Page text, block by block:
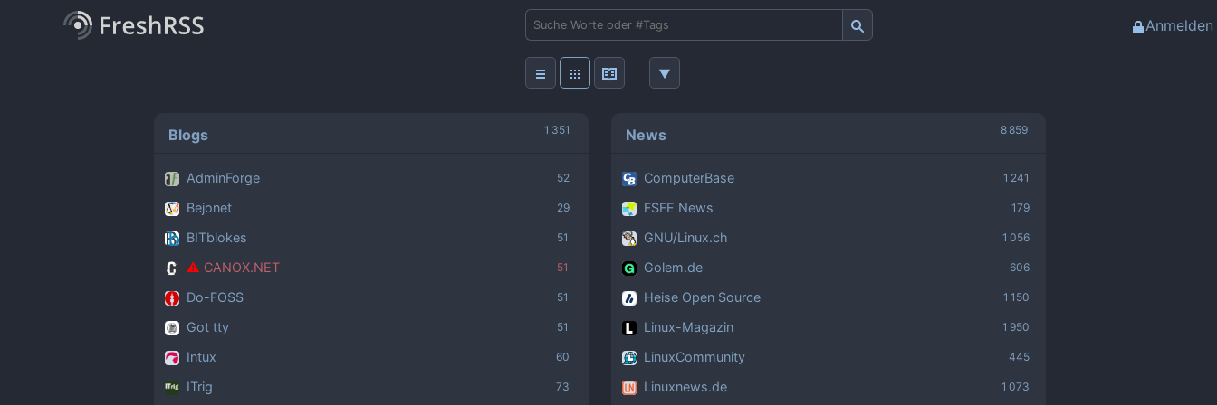
Anmelden
Blogs
AdminForge
Bejonet
BITblokes
CANOX.NET
Do-FOSS
Got tty
Intux
ITrig
News
ComputerBase
FSFE News
GNU/Linux.ch
Golem.de
Heise Open Source
Linux-Magazin
LinuxCommunity
Linuxnews.de